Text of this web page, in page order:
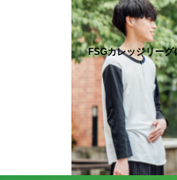
FSGカレッジリーグ
数字で見るFSG
充実のキャンパスライフ
卒業生の皆様へ